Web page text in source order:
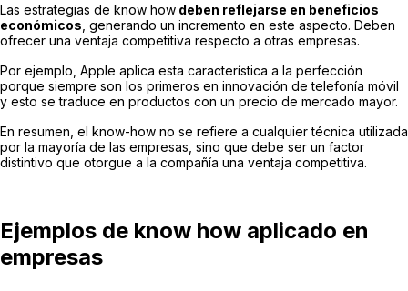
Las estrategias de know how deben reflejarse en beneficios
económicos , generando un incremento en este aspecto. Deben
ofrecer una ventaja competitiva respecto a otras empresas.
Por ejemplo, Apple aplica esta característica a la perfección
porque siempre son los primeros en innovación de telefonía móvil
y esto se traduce en productos con un precio de mercado mayor.
En resumen, el know-how no se refiere a cualquier técnica utilizada
por la mayoría de las empresas, sino que debe ser un factor
distintivo que otorgue a la compañía una ventaja competitiva.
Ejemplos de know how aplicado en
empresas